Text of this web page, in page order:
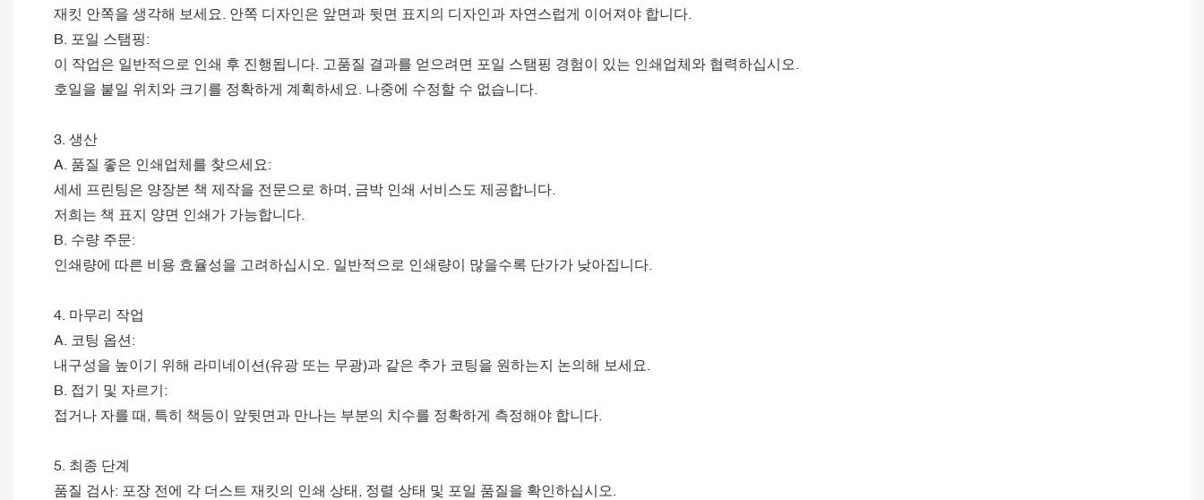
재킷 안쪽을 생각해 보세요. 안쪽 디자인은 앞면과 뒷면 표지의 디자인과 자연스럽게 이어져야 합니다.
B. 포일 스탬핑:
이 작업은 일반적으로 인쇄 후 진행됩니다. 고품질 결과를 얻으려면 포일 스탬핑 경험이 있는 인쇄업체와 협력하십시오.
호일을 붙일 위치와 크기를 정확하게 계획하세요. 나중에 수정할 수 없습니다.
3. 생산
A. 품질 좋은 인쇄업체를 찾으세요:
세세 프린팅은 양장본 책 제작을 전문으로 하며, 금박 인쇄 서비스도 제공합니다.
저희는 책 표지 양면 인쇄가 가능합니다.
B. 수량 주문:
인쇄량에 따른 비용 효율성을 고려하십시오. 일반적으로 인쇄량이 많을수록 단가가 낮아집니다.
4. 마무리 작업
A. 코팅 옵션:
내구성을 높이기 위해 라미네이션(유광 또는 무광)과 같은 추가 코팅을 원하는지 논의해 보세요.
B. 접기 및 자르기:
접거나 자를 때, 특히 책등이 앞뒷면과 만나는 부분의 치수를 정확하게 측정해야 합니다.
5. 최종 단계
품질 검사: 포장 전에 각 더스트 재킷의 인쇄 상태, 정렬 상태 및 포일 품질을 확인하십시오.